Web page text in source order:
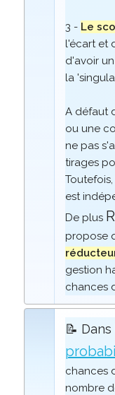
3 - Le
l'écart et
d'avoir
la
A défaut
ou une
ne pas
tirages
est
De plus
propose
gestion
chances
📝 Dans
chances
nombre